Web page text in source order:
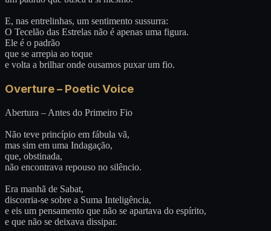
E, nas entrelinhas, um sentimento sussurra:
O Tecelão das Estrelas não é apenas uma figura.
Ele é o padrão
que se arrepia ao toque
e volta a brilhar onde ousamos puxar um fio.
Overture – Poetic Voice
Abertura – Antes do Primeiro Fio
Não teve princípio em fábula vã,
mas sim em uma Indagação,
que, obstinada,
não encontrava repouso no silêncio.
Era manhã de Sabat,
discorria-se sobre a Suma Inteligência,
e eis um pensamento que não se apartava do espírito,
e que não se deixava dissipar.